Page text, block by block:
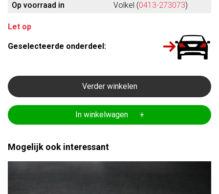
Op voorraad in
Volkel (0413-273073)
Let op
Geselecteerde onderdeel:
Verder winkelen
In winkelwagen +
Mogelijk ook interessant